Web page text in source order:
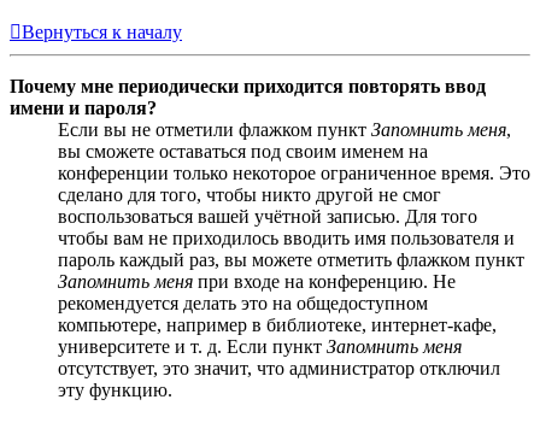
Вернуться к началу
Почему мне периодически приходится повторять ввод
имени и пароля?
Если вы не отметили флажком пункт Запомнить меня,
вы сможете оставаться под своим именем на
конференции только некоторое ограниченное время. Это
сделано для того, чтобы никто другой не смог
воспользоваться вашей учётной записью. Для того
чтобы вам не приходилось вводить имя пользователя и
пароль каждый раз, вы можете отметить флажком пункт
Запомнить меня при входе на конференцию. Не
рекомендуется делать это на общедоступном
компьютере, например в библиотеке, интернет-кафе,
университете и т. д. Если пункт Запомнить меня
отсутствует, это значит, что администратор отключил
эту функцию.